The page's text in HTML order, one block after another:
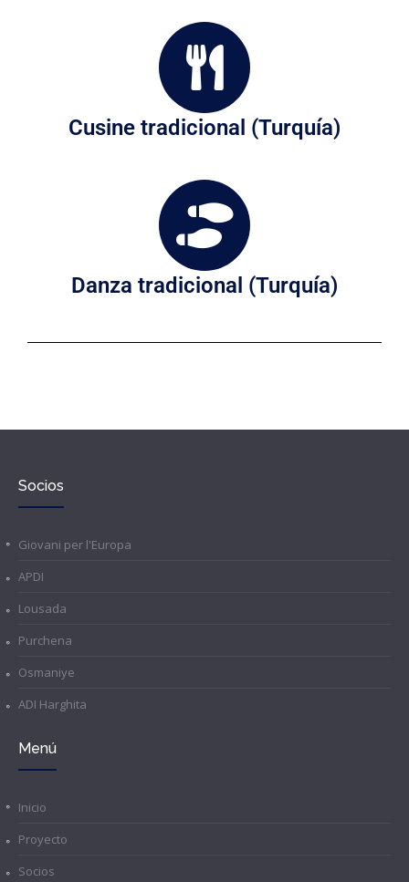
Cusine tradicional (Turquía)
Danza tradicional (Turquía)
Socios
Giovani per l'Europa
APDI
Lousada
Purchena
Osmaniye
ADI Harghita
Menú
Inicio
Proyecto
Socios